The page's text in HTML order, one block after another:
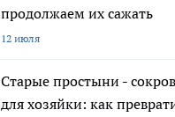
продолжаем их сажать
12 июля
Старые простыни -
для хозяйки: как